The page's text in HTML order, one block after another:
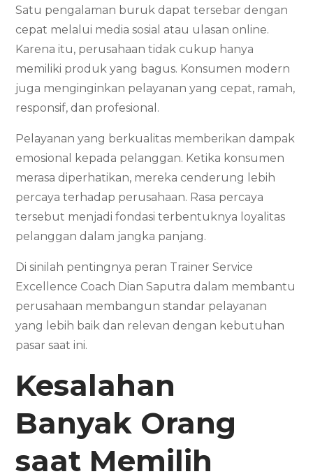
Satu pengalaman buruk dapat tersebar dengan
cepat melalui media sosial atau ulasan online.
Karena itu, perusahaan tidak cukup hanya
memiliki produk yang bagus. Konsumen modern
juga menginginkan pelayanan yang cepat, ramah,
responsif, dan profesional.
Pelayanan yang berkualitas memberikan dampak
emosional kepada pelanggan. Ketika konsumen
merasa diperhatikan, mereka cenderung lebih
percaya terhadap perusahaan. Rasa percaya
tersebut menjadi fondasi terbentuknya loyalitas
pelanggan dalam jangka panjang.
Di sinilah pentingnya peran Trainer Service
Excellence Coach Dian Saputra dalam membantu
perusahaan membangun standar pelayanan
yang lebih baik dan relevan dengan kebutuhan
pasar saat ini.
Kesalahan
Banyak Orang
saat Memilih